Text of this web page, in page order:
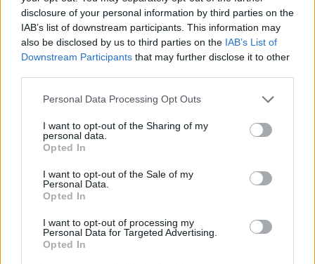
disclosure of your personal information by third parties on the
IAB’s list of downstream participants. This information may
also be disclosed by us to third parties on the IAB’s List of
Downstream Participants that may further disclose it to other
Please note that this website/app uses one or more Google
not limited to your visit or usage behaviour. You may click to
grant or deny consent to Google and its third-party tags to
use your data for below specified purposes in below Google
consent section.
Personal Data Processing Opt Outs
I want to opt-out of the Sharing of my
personal data.
Opted In
I want to opt-out of the Sale of my
Personal Data.
Opted In
I want to opt-out of processing my
Personal Data for Targeted Advertising.
Opted In